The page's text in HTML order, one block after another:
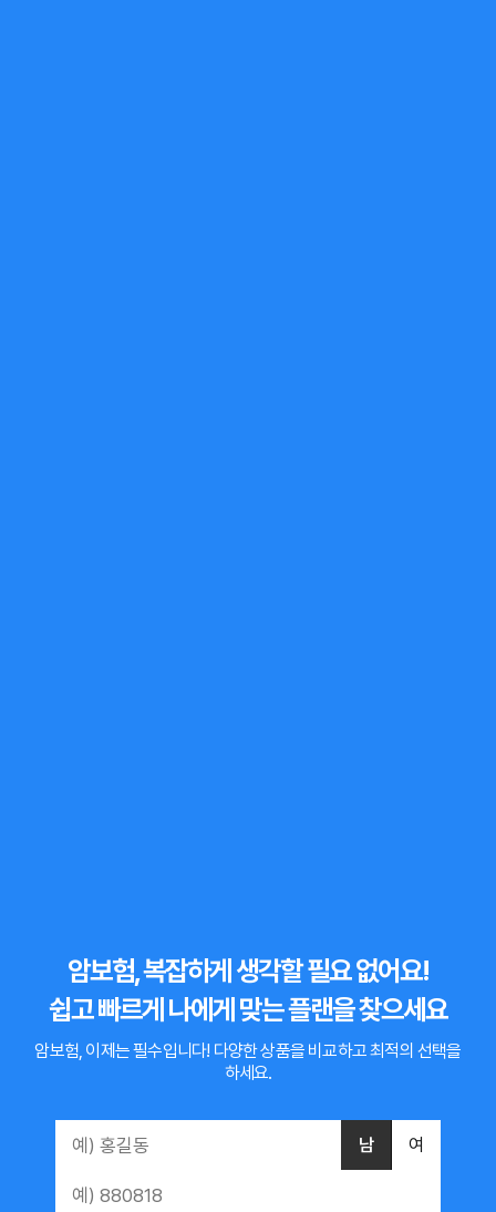
암보험, 복잡하게 생각할 필요 없어요!
쉽고 빠르게 나에게 맞는 플랜을 찾으세요
암보험, 이제는 필수입니다! 다양한 상품을 비교하고 최적의 선택을
하세요.
남 여